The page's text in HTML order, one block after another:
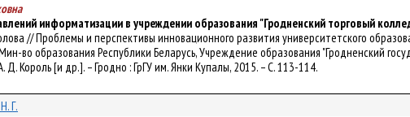
информатизации в учреждении образования "Гродненский торговый
// Проблемы и перспективы инновационного развития университетского
во образования Республики Беларусь, Учреждение образования "Гродненский
Д. Король [и др.]. – Гродно : ГрГУ им. Янки Купалы, 2015. – С. 113-114.
Г.